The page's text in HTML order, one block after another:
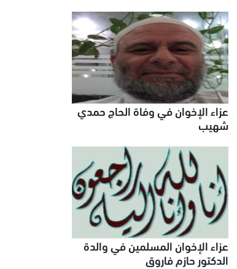
عزاء الإخوان في وفاة الحاج حمدي
شهيب
عزاء الإخوان المسلمين في والدة
الدكتور حازم فاروق